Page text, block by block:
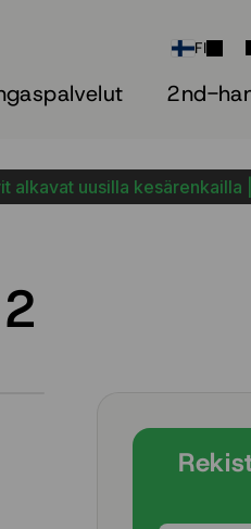
FI
2nd-
alkavat uusilla kesärenkailla